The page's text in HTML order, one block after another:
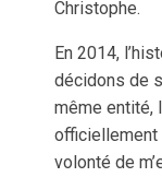
Christophe.
En 2014,
décidons de
même entité,
officiellement
volonté de